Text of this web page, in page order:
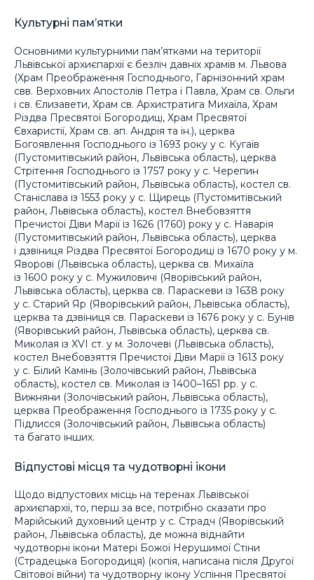
Культурні пам’ятки
Основними культурними пам’ятками на території
Львівської архиєпархії є безліч давніх храмів м. Львова
(Храм Преображення Господнього, Гарнізонний храм
свв. Верховних Апостолів Петра і Павла, Храм св. Ольги
і св. Єлизавети, Храм св. Архистратига Михаїла, Храм
Різдва Пресвятої Богородиці, Храм Пресвятої
Євхаристії, Храм св. ап. Андрія та ін.), церква
Богоявлення Господнього із 1693 року у с. Кугаїв
(Пустомитівський район, Львівська область), церква
Стрітення Господнього із 1757 року у с. Черепин
(Пустомитівський район, Львівська область), костел св.
Станіслава із 1553 року у с. Щирець (Пустомитівський
район, Львівська область), костел Внебовзяття
Пречистої Діви Марії із 1626 (1760) року у с. Наварія
(Пустомитівський район, Львівська область), церква
і дзвіниця Різдва Пресвятої Богородиці із 1670 року у м.
Яворові (Львівська область), церква св. Михаїла
із 1600 року у с. Мужиловичі (Яворівський район,
Львівська область), церква св. Параскеви із 1638 року
у с. Старий Яр (Яворівський район, Львівська область),
церква та дзвіниця св. Параскеви із 1676 року у с. Бунів
(Яворівський район, Львівська область), церква св.
Миколая із XVI ст. у м. Золочеві (Львівська область),
костел Внебовзяття Пречистої Діви Марії із 1613 року
у с. Білий Камінь (Золочівський район, Львівська
область), костел св. Миколая із 1400–1651 рр. у с.
Вижняни (Золочівський район, Львівська область),
церква Преображення Господнього із 1735 року у с.
Підлисся (Золочівський район, Львівська область)
та багато інших.
Відпустові місця та чудотворні ікони
Щодо відпустових місць на теренах Львівської
архиєпархії, то, перш за все, потрібно сказати про
Марійський духовний центр у с. Страдч (Яворівський
район, Львівська область), де можна віднайти
чудотворні ікони Матері Божої Нерушимої Стіни
(Страдецька Богородиця) (копія, написана після Другої
Світової війни) та чудотворну ікону Успіння Пресвятої